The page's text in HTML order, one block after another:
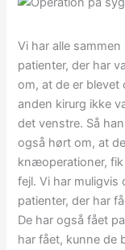
Vi har alle
patienter, der har
om, at de er
anden kirurg ikke
det venstre. Så
også hørt om, at
knæoperationer, fik
fejl. Vi har
patienter, der har
De har også fået
har fået, kunne de